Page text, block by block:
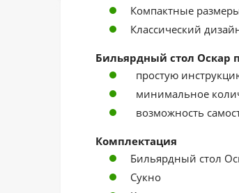
Компактные
Классический
Бильярдный стол Оскар
простую
минимальное
возможность
Комплектация
Бильярдный стол
Сукно